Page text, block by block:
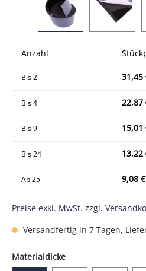
Anzahl
Bis2 31,45
Bis4 22,87
Bis9
Bis24
Ab25 9,08
Preise exkl. MwSt. zzgl.
Versandfertig in 7 Tagen,
Materialdickeauswählen